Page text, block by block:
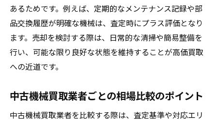
あるためです。例えば、定期的なメンテナンス記録や部
品交換履歴が明確な機械は、査定時にプラス評価となり
ます。売却を検討する際は、日常的な清掃や簡易整備を
行い、可能な限り良好な状態を維持することが高価買取
への近道です。
中古機械買取業者ごとの相場比較のポイント
中古機械買取業者を比較する際は、査定基準や対応エリ